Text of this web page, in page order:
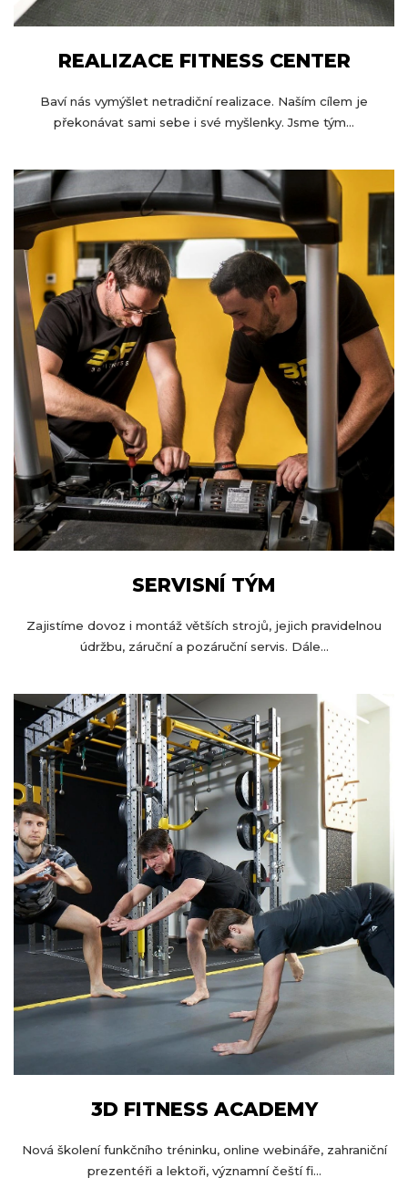
REALIZACE FITNESS CENTER
Baví nás vymýšlet netradiční realizace. Naším cílem je
překonávat sami sebe i své myšlenky. Jsme tým...
SERVISNÍ TÝM
Zajistíme dovoz i montáž větších strojů, jejich pravidelnou
údržbu, záruční a pozáruční servis. Dále...
3D FITNESS ACADEMY
Nová školení funkčního tréninku, online webináře, zahraniční
prezentéři a lektoři, významní čeští fi...